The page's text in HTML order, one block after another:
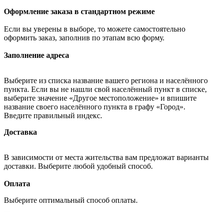
Оформление заказа в стандартном режиме
Если вы уверены в выборе, то можете самостоятельно
оформить заказ, заполнив по этапам всю форму.
Заполнение адреса
Выберите из списка название вашего региона и населённого
пункта. Если вы не нашли свой населённый пункт в списке,
выберите значение «Другое местоположение» и впишите
название своего населённого пункта в графу «Город».
Введите правильный индекс.
Доставка
В зависимости от места жительства вам предложат варианты
доставки. Выберите любой удобный способ.
Оплата
Выберите оптимальный способ оплаты.